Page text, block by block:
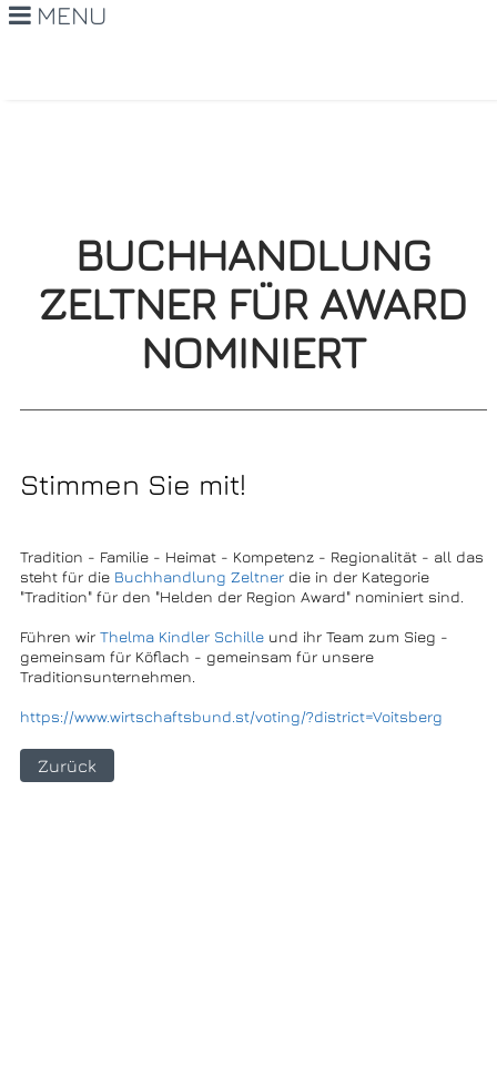
MENU
BUCHHANDLUNG
ZELTNER FÜR AWARD
NOMINIERT
Stimmen Sie mit!
Tradition - Familie - Heimat - Kompetenz - Regionalität - all das
steht für die Buchhandlung Zeltnerdie in der Kategorie
"Tradition" für den "Helden der Region Award" nominiert sind.
Führen wir Thelma Kindler Schilleund ihr Team zum Sieg -
gemeinsam für Köflach - gemeinsam für unsere
Traditionsunternehmen.
https://www.wirtschaftsbund.st/voting/?district=Voitsberg
Zurück